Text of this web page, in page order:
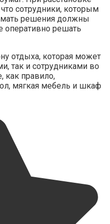
сотрудники, которым
решения должны
оперативно решать
отдыха, которая может
так и сотрудниками во
как правило,
мягкая мебель и шкаф